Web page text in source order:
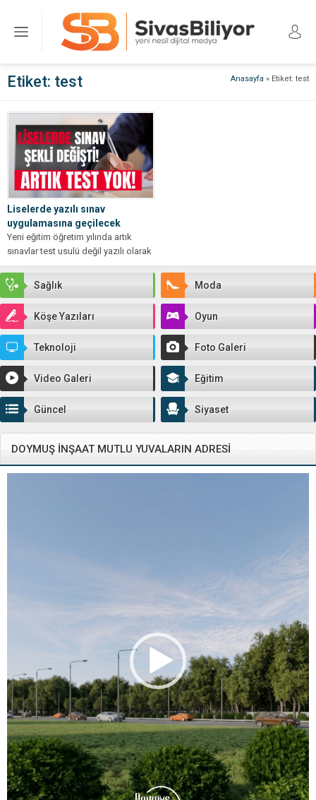
Anasayfa » Etiket: test
Etiket: test
Liselerde yazılı sınav
uygulamasına geçilecek
Yeni eğitim öğretim yılında artık
sınavlar test usulü değil yazılı olarak
yapılacak. Milli Eğitim Bakanlığı,...
Sağlık Moda
Köşe Yazıları Oyun
Teknoloji Foto Galeri
Video Galeri Eğitim
Güncel Siyaset
DOYMUŞ İNŞAAT MUTLU YUVALARIN ADRESİ